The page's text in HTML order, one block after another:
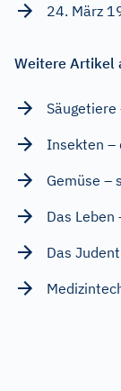
24. März
Weitere Artikel
Insekten –
Gemüse –
Das
Das